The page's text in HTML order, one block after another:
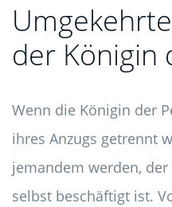
der Königin
Wenn die Königin der
ihres Anzugs getrennt
jemandem werden,
selbst beschäftigt ist.